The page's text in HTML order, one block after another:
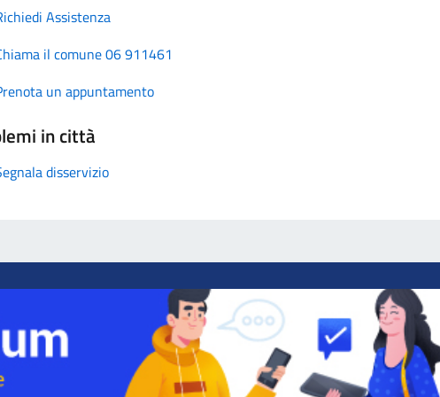
Assistenza
il comune 06 911461
un appuntamento
in città
disservizio